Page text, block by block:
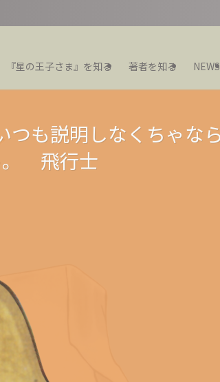
『星の王子さま』を知る 著者を知る NEWS
らないさ。 ヘビ
も説明しなくちゃな
。 飛行士
らないさ。 ヘビ